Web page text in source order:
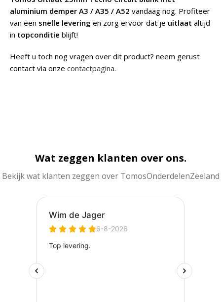
aluminium demper A3 / A35 / A52 vandaag nog. Profiteer
van een snelle levering en zorg ervoor dat je uitlaat altijd
in topconditie blijft!
Heeft u toch nog vragen over dit product? neem gerust
contact via onze contactpagina.
Wat zeggen klanten over ons.
Bekijk wat klanten zeggen over TomosOnderdelenZeeland